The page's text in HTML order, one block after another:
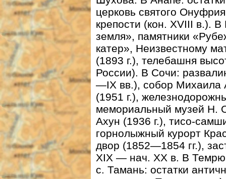
церковь святого
крепости (кон. XVIII в.).
земля», памятники
катер», Неизвестному
(1893 г.), телебашня
России). В Сочи:
—IX вв.), собор Михаила
(1951 г.),
мемориальный музей Н.
Ахун (1936 г.), тисо-
горнолыжный курорт
двор (1852—1854 гг.),
XIX — нач. ХХ в. В
с. Тамань: остатки